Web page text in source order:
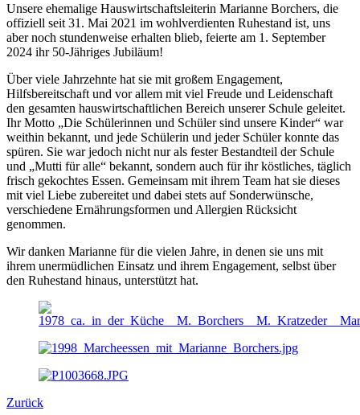
Unsere ehemalige Hauswirtschaftsleiterin Marianne Borchers, die
offiziell seit 31. Mai 2021 im wohlverdienten Ruhestand ist, uns
aber noch stundenweise erhalten blieb, feierte am 1. September
2024 ihr 50-Jähriges Jubiläum!
Über viele Jahrzehnte hat sie mit großem Engagement,
Hilfsbereitschaft und vor allem mit viel Freude und Leidenschaft
den gesamten hauswirtschaftlichen Bereich unserer Schule geleitet.
Ihr Motto „Die Schülerinnen und Schüler sind unsere Kinder“ war
weithin bekannt, und jede Schülerin und jeder Schüler konnte das
spüren. Sie war jedoch nicht nur als fester Bestandteil der Schule
und „Mutti für alle“ bekannt, sondern auch für ihr köstliches, täglich
frisch gekochtes Essen. Gemeinsam mit ihrem Team hat sie dieses
mit viel Liebe zubereitet und dabei stets auf Sonderwünsche,
verschiedene Ernährungsformen und Allergien Rücksicht
genommen.
Wir danken Marianne für die vielen Jahre, in denen sie uns mit
ihrem unermüdlichen Einsatz und ihrem Engagement, selbst über
den Ruhestand hinaus, unterstützt hat.
Zurück